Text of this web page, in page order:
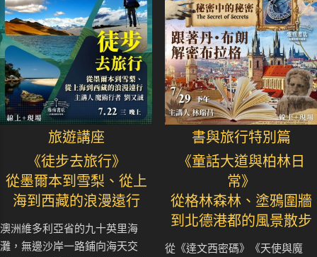
旅遊講座
《徒步去旅行》
從墨爾本到雪梨、從上
海到西藏的浪漫遠行
澳洲維多利亞省的九十英里海
灘，無邊沙岸一路鋪向海天交
書與旅行特別篇
《童話大道與柏林日
常》
從格林森林、塗鴉圍牆
到北德港都的風景散步
從《達文西密碼》《天使與魔